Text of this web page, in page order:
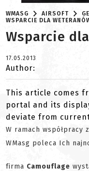
WMASG AIRSOFT
WSPARCIE DLA
Wsparcie
17.05.2013
Author:
This article comes
portal and its
deviate from
W ramach współpracy
WMasg poleca Ich
firma Camouflage